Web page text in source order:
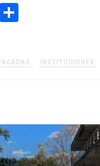
WhatsApp
INSTITUCIONES